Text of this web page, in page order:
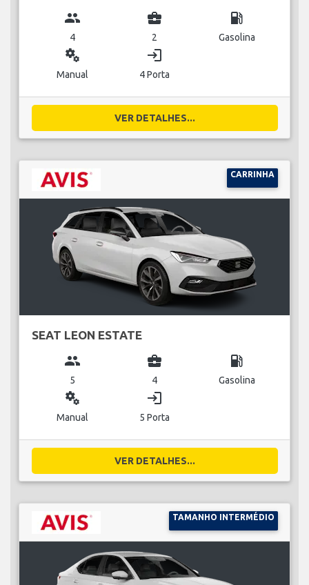
group
4
business_center
2
local_gas_station
Gasolina
miscellaneous_services
Manual
login
4 Porta
VER DETALHES...
CARRINHA
SEAT LEON ESTATE
group
5
business_center
4
local_gas_station
Gasolina
miscellaneous_services
Manual
login
5 Porta
VER DETALHES...
TAMANHO INTERMÉDIO